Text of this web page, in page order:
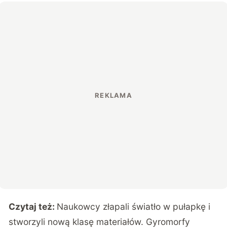
Czytaj też: Naukowcy złapali światło w pułapkę i
stworzyli nową klasę materiałów. Gyromorfy